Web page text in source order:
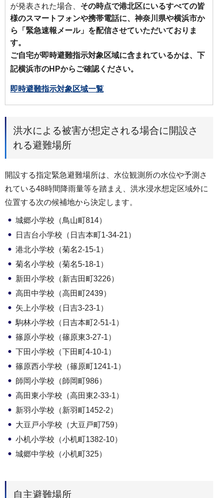
が発表された場合、 その時点で港北区にいるすべての皆
様のスマートフォンや携帯電話に、神奈川県や横浜市か
ら「緊急速報メール」を配信させていただいておりま
す。
ご自宅が即時避難指示対象区域に含まれているかは、下
記横浜市のHPからご確認ください。
即時避難指示対象区域一覧
洪水による被害が想定される場合に開設さ
れる避難場所
開設する指定緊急避難場所は、水位観測所の水位や予測さ
れている48時間降雨量等を踏まえ、洪水浸水想定区域外に
位置する次の候補地から決定します。
城郷小学校（鳥山町814）
日吉台小学校（日吉本町1-34-21）
港北小学校（菊名2-15-1）
菊名小学校（菊名5-18-1）
新田小学校（新吉田町3226）
高田中学校（高田町2439）
矢上小学校（日吉3-23-1）
駒林小学校（日吉本町2-51-1）
篠原小学校（篠原東3-27-1）
下田小学校（下田町4-10-1）
篠原西小学校（篠原町1241-1）
師岡小学校（師岡町986）
高田東小学校（高田東2-33-1）
新羽小学校（新羽町1452-2）
大豆戸小学校（大豆戸町759）
小机小学校（小机町1382-10）
城郷中学校（小机町325）
自主避難場所